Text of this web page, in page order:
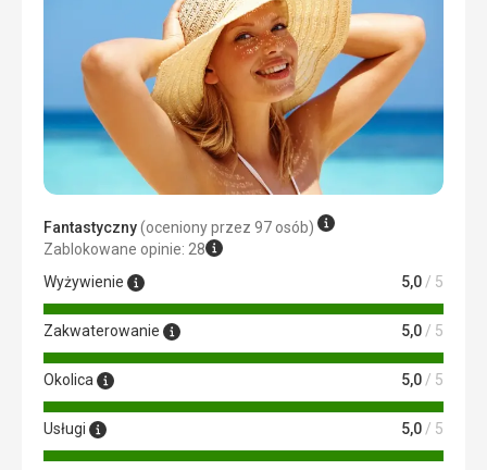
Fantastyczny(oceniony przez 97 osób)
Zablokowane opinie: 28
Wyżywienie
5,0 / 5
Zakwaterowanie 5,0 / 5
Okolica 5,0 / 5
Usługi 5,0 / 5